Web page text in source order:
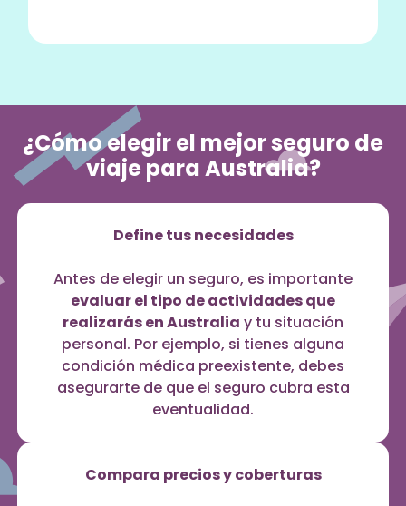
¿Cómo elegir el mejor seguro de
viaje para Australia?
Define tus necesidades
Antes de elegir un seguro, es importante
evaluar el tipo de actividades que
realizarás en Australia y tu situación
personal. Por ejemplo, si tienes alguna
condición médica preexistente, debes
asegurarte de que el seguro cubra esta
eventualidad.
Compara precios y coberturas